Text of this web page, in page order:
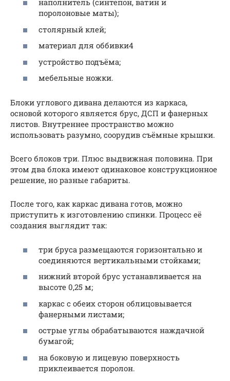
наполнитель (синтепон, ватин и
поролоновые маты);
столярный клей;
материал для оббивки4
устройство подъёма;
мебельные ножки.
Блоки углового дивана делаются из каркаса,
основой которого является брус, ДСП и фанерных
листов. Внутреннее пространство можно
использовать разумно, соорудив съёмные крышки.
Всего блоков три. Плюс выдвижная половина. При
этом два блока имеют одинаковое конструкционное
решение, но разные габариты.
После того, как каркас дивана готов, можно
приступить к изготовлению спинки. Процесс её
создания выглядит так:
три бруса размещаются горизонтально и
соединяются вертикальными стойками;
нижний второй брус устанавливается на
высоте 0,25 м;
каркас с обеих сторон облицовывается
фанерными листами;
острые углы обрабатываются наждачной
бумагой;
на боковую и лицевую поверхность
приклеивается поролон.